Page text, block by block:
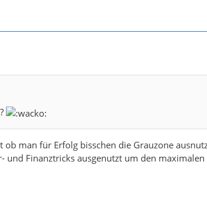
ob man für Erfolg bisschen die Grauzone
und Finanztricks ausgenutzt um den maximalen